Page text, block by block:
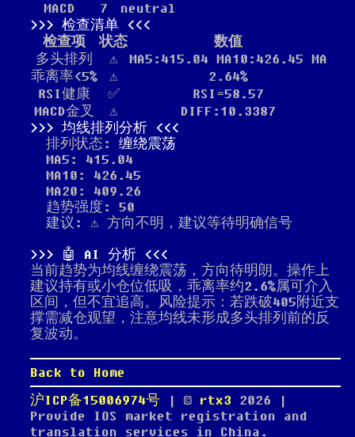
MACD
7
neutral
检查清单
检查项
状态
数值
多头排列
⚠️
MA5:415.04 MA10:426.45 MA
乖离率<5%
⚠️
2.64%
RSI健康
✅
RSI=58.57
MACD金叉
⚠️
DIFF:10.3387
均线排列分析
排列状态: 缠绕震荡
MA5: 415.04
MA10: 426.45
MA20: 409.26
趋势强度: 50
建议: ⚠️ 方向不明，建议等待明确信号
🤖 AI 分析
当前趋势为均线缠绕震荡，方向待明朗。操作上
建议持有或小仓位低吸，乖离率约2.6%属可介入
区间，但不宜追高。风险提示：若跌破405附近支
撑需减仓观望，注意均线未形成多头排列前的反
复波动。
Back to Home
沪ICP备15006974号 | © rtx3 2026 |
Provide IOS market registration and
translation services in China.